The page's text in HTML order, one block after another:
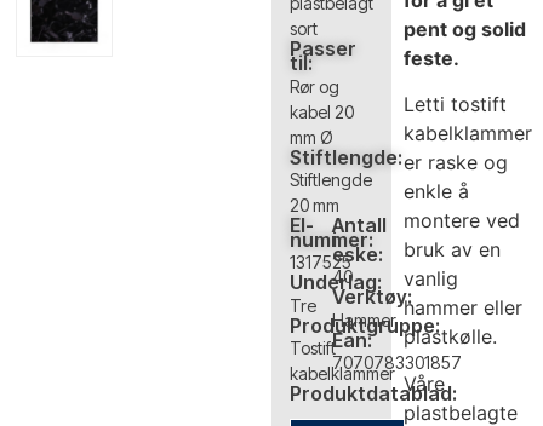
sort
Passer
til:
Rør og
kabel 20
mm Ø
Stiftlengde:
Stiftlengde
20 mm
El-
nummer:
1317525
Underlag:
Tre
Produktgruppe:
Tostift
kabelklammer
Antall
i
eske:
40
Verktøy:
Hammer
Ean:
7070783301857
Produktdatablad:
pent og solid
feste.
Letti tostift
kabelklammer
er raske og
enkle å
montere ved
bruk av en
vanlig
hammer eller
plastkølle.
Våre
plastbelagte